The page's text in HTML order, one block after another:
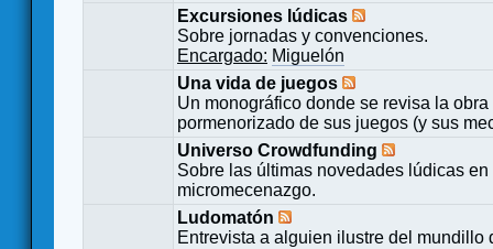
Excursiones lúdicas
Sobre jornadas y convenciones.
Encargado: Miguelón
Una vida de juegos
Un monográfico donde se revisa la
pormenorizado de sus juegos (y sus
Universo Crowdfunding
Sobre las últimas novedades lúdicas
micromecenazgo.
Ludomatón
Entrevista a alguien ilustre del mundillo